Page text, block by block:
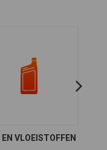
EN VLOEISTOFFEN